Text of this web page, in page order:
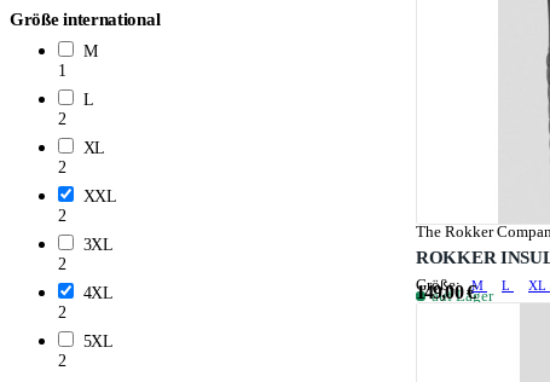
Größe international
M
1
L
2
XL
2
XXL
2
3XL
2
4XL
2
5XL
2
The Rokker
ROKKER
Größe: M L XL
auf Lager
149,00 €